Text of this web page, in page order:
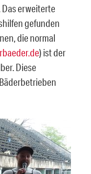
erweiterte
gefunden
die normal
) ist der
Diese